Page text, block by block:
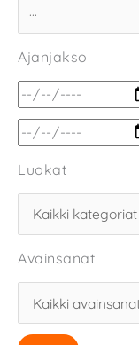
Ajanjakso
Luokat
Avainsanat